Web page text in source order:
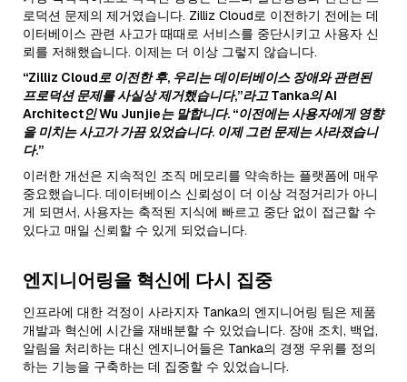
로덕션 문제의 제거였습니다. Zilliz Cloud로 이전하기 전에는 데
이터베이스 관련 사고가 때때로 서비스를 중단시키고 사용자 신
뢰를 저해했습니다. 이제는 더 이상 그렇지 않습니다.
“Zilliz Cloud로 이전한 후, 우리는 데이터베이스 장애와 관련된
프로덕션 문제를 사실상 제거했습니다,”라고 Tanka의 AI
Architect인 Wu Junjie는 말합니다. “이전에는 사용자에게 영향
을 미치는 사고가 가끔 있었습니다. 이제 그런 문제는 사라졌습니
다.”
이러한 개선은 지속적인 조직 메모리를 약속하는 플랫폼에 매우
중요했습니다. 데이터베이스 신뢰성이 더 이상 걱정거리가 아니
게 되면서, 사용자는 축적된 지식에 빠르고 중단 없이 접근할 수
있다고 매일 신뢰할 수 있게 되었습니다.
엔지니어링을 혁신에 다시 집중
인프라에 대한 걱정이 사라지자 Tanka의 엔지니어링 팀은 제품
개발과 혁신에 시간을 재배분할 수 있었습니다. 장애 조치, 백업,
알림을 처리하는 대신 엔지니어들은 Tanka의 경쟁 우위를 정의
하는 기능을 구축하는 데 집중할 수 있었습니다.